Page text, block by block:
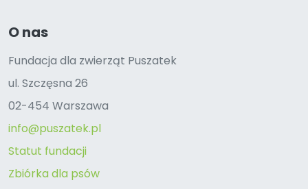
O nas
Fundacja dla zwierząt Puszatek
ul. Szczęsna 26
02-454 Warszawa
info@puszatek.pl
Statut fundacji
Zbiórka dla psów